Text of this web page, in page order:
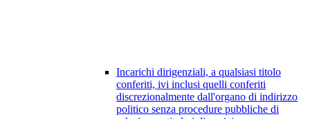
Incarichi dirigenziali, a qualsiasi titolo
conferiti, ivi inclusi quelli conferiti
discrezionalmente dall'organo di indirizzo
politico senza procedure pubbliche di